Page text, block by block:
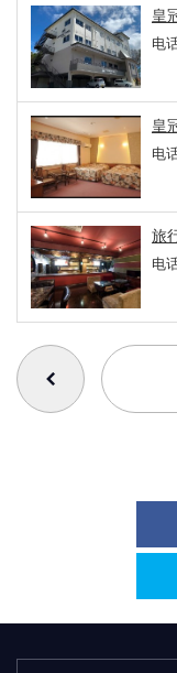
皇
电
皇
电
旅
电
番号を選択すると自